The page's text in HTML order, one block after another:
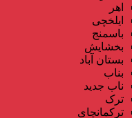
اهر
ایلخچی
باسمنج
بخشایش
بستان آباد
بناب
ناب جدید
ترک
ترکمانچای